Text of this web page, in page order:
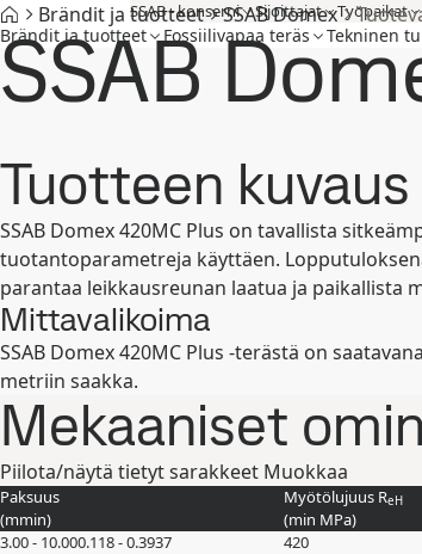
SSAB - konserni Sijoittajat Työpaikat
Brändit ja tuotteet Fossiilivapaa teräs Tekninen
Brändit ja tuotteet SSAB Domex
SSAB
Tuotteen kuvaus
SSAB Domex 420MC Plus on tavallista
tuotantoparametreja käyttäen.
parantaa leikkausreunan laatua ja paikallista
Mittavalikoima
SSAB Domex 420MC Plus -terästä on
metriin saakka.
Mekaaniset
Piilota/näytä tietyt sarakkeet Muokkaa
Paksuus
(mmin)
Myötölujuus ReH
(min MPa)
3.00 - 10.000.118 - 0.3937 420